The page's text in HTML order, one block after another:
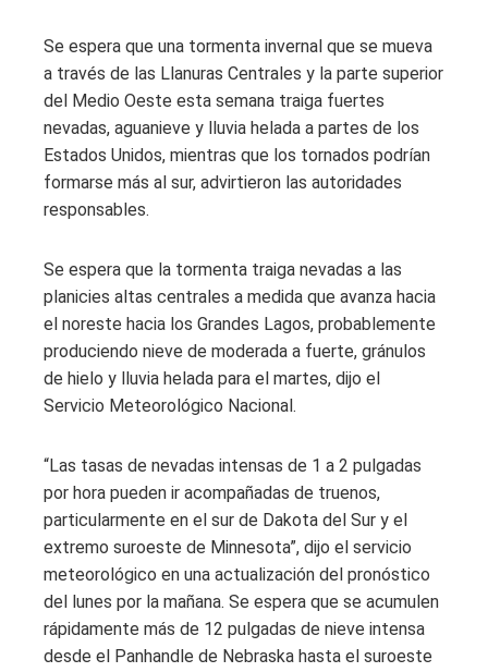
Se espera que una tormenta invernal que se mueva
a través de las Llanuras Centrales y la parte superior
del Medio Oeste esta semana traiga fuertes
nevadas, aguanieve y lluvia helada a partes de los
Estados Unidos, mientras que los tornados podrían
formarse más al sur, advirtieron las autoridades
responsables.
Se espera que la tormenta traiga nevadas a las
planicies altas centrales a medida que avanza hacia
el noreste hacia los Grandes Lagos, probablemente
produciendo nieve de moderada a fuerte, gránulos
de hielo y lluvia helada para el martes, dijo el
Servicio Meteorológico Nacional.
“Las tasas de nevadas intensas de 1 a 2 pulgadas
por hora pueden ir acompañadas de truenos,
particularmente en el sur de Dakota del Sur y el
extremo suroeste de Minnesota”, dijo el servicio
meteorológico en una actualización del pronóstico
del lunes por la mañana. Se espera que se acumulen
rápidamente más de 12 pulgadas de nieve intensa
desde el Panhandle de Nebraska hasta el suroeste